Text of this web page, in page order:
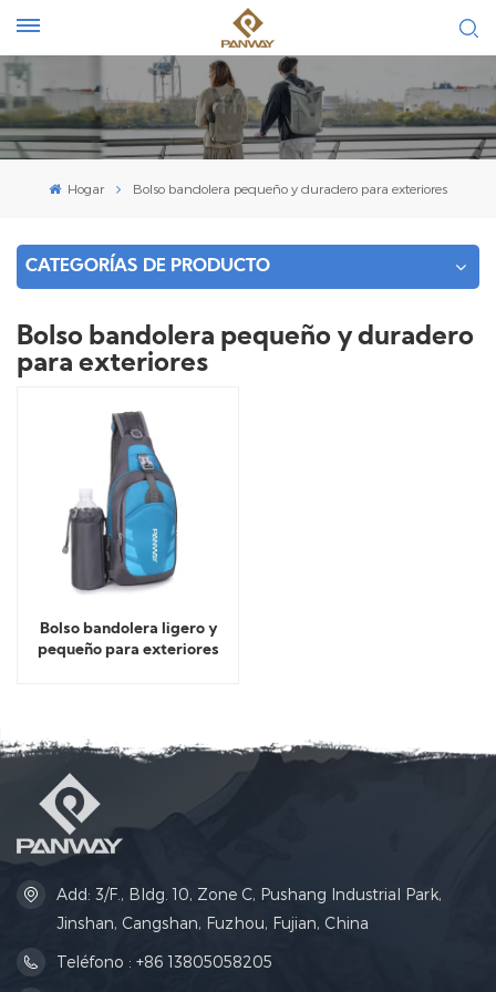
Hogar Bolso bandolera pequeño y duradero para exteriores
CATEGORÍAS DE PRODUCTO
Bolso bandolera pequeño y duradero
para exteriores
Bolso bandolera ligero y
pequeño para exteriores
Add: 3/F., Bldg. 10, Zone C, Pushang Industrial Park,
Jinshan, Cangshan, Fuzhou, Fujian, China
Teléfono : +86 13805058205